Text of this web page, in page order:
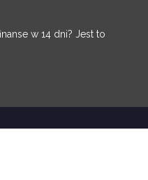
w 14 dni? Jest to